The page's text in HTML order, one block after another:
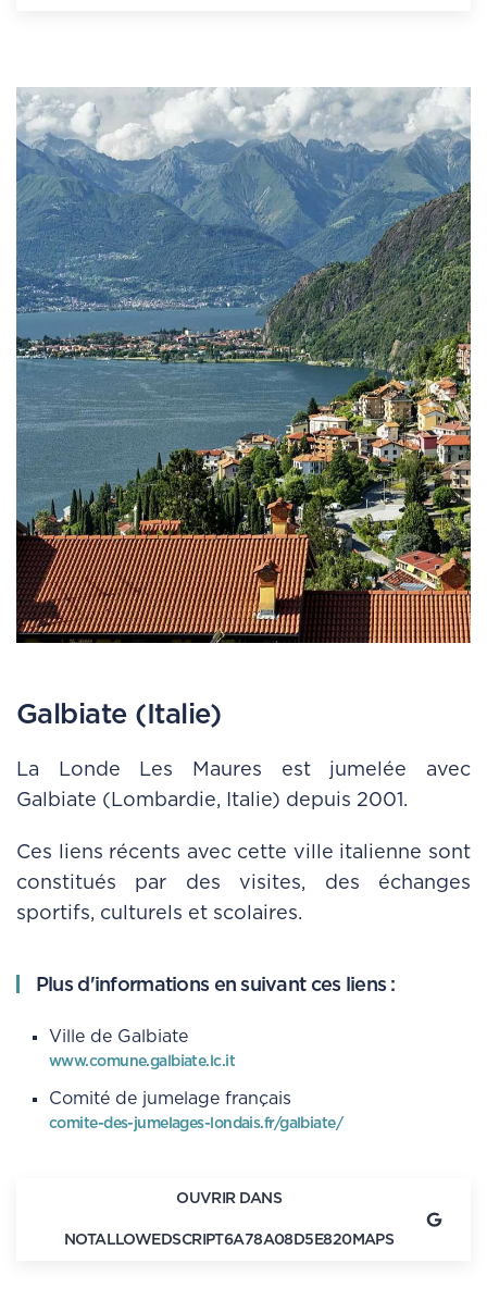
−
Galbiate (Italie)
La Londe Les Maures est jumelée avec
Galbiate (Lombardie, Italie) depuis 2001.
Ces liens récents avec cette ville italienne sont
constitués par des visites, des échanges
sportifs, culturels et scolaires.
Plus d'informations en suivant ces liens :
Ville de Galbiate
www.comune.galbiate.lc.it
Comité de jumelage français
comite-des-jumelages-londais.fr/galbiate/
OUVRIR DANS
NOTALLOWEDSCRIPT6A78A08D5E820MAPS